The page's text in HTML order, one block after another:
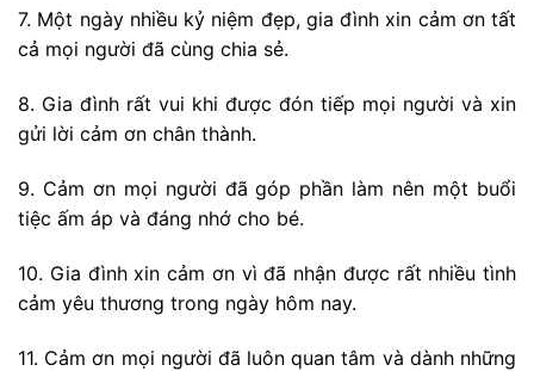
7. Một ngày nhiều kỷ niệm đẹp, gia đình xin cảm ơn tất
cả mọi người đã cùng chia sẻ.
8. Gia đình rất vui khi được đón tiếp mọi người và xin
gửi lời cảm ơn chân thành.
9. Cảm ơn mọi người đã góp phần làm nên một buổi
tiệc ấm áp và đáng nhớ cho bé.
10. Gia đình xin cảm ơn vì đã nhận được rất nhiều tình
cảm yêu thương trong ngày hôm nay.
11. Cảm ơn mọi người đã luôn quan tâm và dành những